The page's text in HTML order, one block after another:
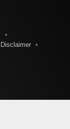
Disclaimer